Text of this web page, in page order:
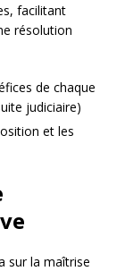
facilitant
résolution
de chaque
judiciaire)
et les
sur la maîtrise